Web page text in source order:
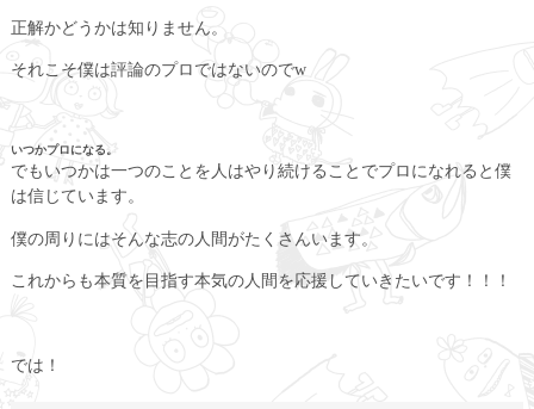
正解かどうかは知りません。
それこそ僕は評論のプロではないのでw
いつかプロになる。
でもいつかは一つのことを人はやり続けることでプロになれると僕
は信じています。
僕の周りにはそんな志の人間がたくさんいます。
これからも本質を目指す本気の人間を応援していきたいです！！！
では！